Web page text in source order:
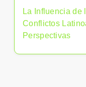
La Influencia de
Conflictos
Perspectivas